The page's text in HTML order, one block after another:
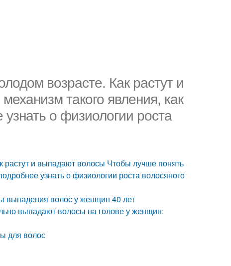
возрасте. Как растут и
такого явления, как
о физиологии роста
и выпадают волосы Чтобы лучше понять
узнать о физиологии роста волосяного
выпадения волос у женщин 40 лет
выпадают волосы на голове у женщин:
для волос